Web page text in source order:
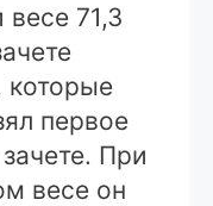
71,3
которые
первое
При
весе он